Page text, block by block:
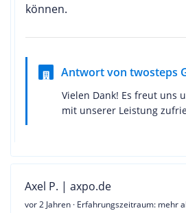
können.
Antwort von twosteps
Vielen Dank! Es freut uns
mit unserer Leistung
Axel P. | axpo.de
vor 2 Jahren · Erfahrungszeitraum: mehr